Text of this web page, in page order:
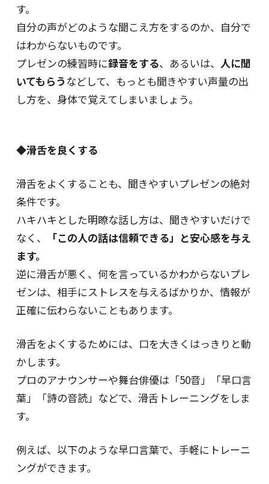
す。
自分の声がどのような聞こえ方をするのか、自分で
はわからないものです。
プレゼンの練習時に録音をする、あるいは、 人に聞
いてもらう などして、もっとも聞きやすい声量の出
し方を、身体で覚えてしまいましょう。
◆滑舌を良くする
滑舌をよくすることも、聞きやすいプレゼンの絶対
条件です。
ハキハキとした明瞭な話し方は、聞きやすいだけで
なく、
「この人の話は信頼できる」と安心感を与え
ます。
逆に滑舌が悪く、何を言っているかわからないプレ
ゼンは、相手にストレスを与えるばかりか、情報が
正確に伝わらないこともあります。
滑舌をよくするためには、口を大きくはっきりと動
かします。
プロのアナウンサーや舞台俳優は「50音」「早口言
葉」「詩の音読」などで、滑舌トレーニングをしま
す。
例えば、以下のような早口言葉で、手軽にトレーニ
ングができます。